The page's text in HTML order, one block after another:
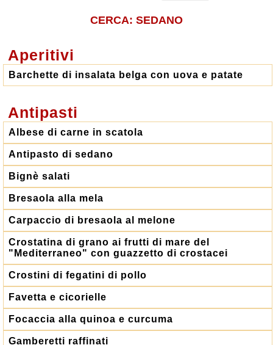
CERCA: SEDANO
Aperitivi
Barchette di insalata belga con uova e patate
Antipasti
Albese di carne in scatola
Antipasto di sedano
Bignè salati
Bresaola alla mela
Carpaccio di bresaola al melone
Crostatina di grano ai frutti di mare del
"Mediterraneo" con guazzetto di crostacei
Crostini di fegatini di pollo
Favetta e cicorielle
Focaccia alla quinoa e curcuma
Gamberetti raffinati